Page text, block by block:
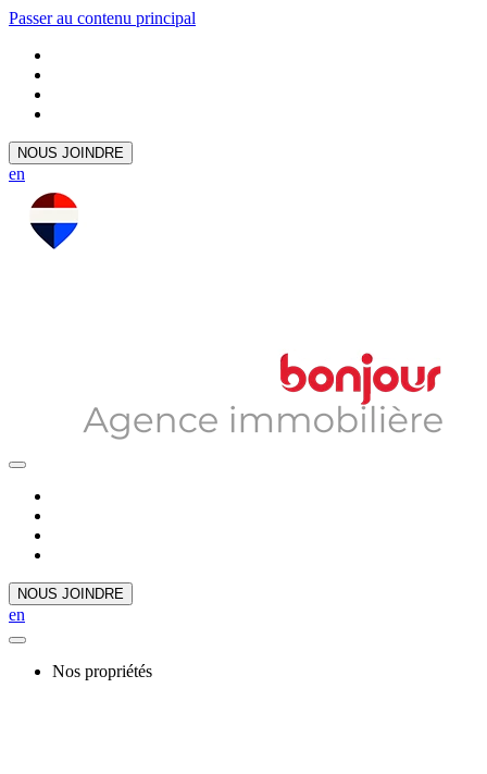
Passer au contenu principal
NOUS JOINDRE
en
NOUS JOINDRE
en
Nos propriétés